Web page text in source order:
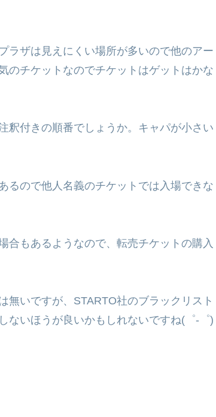
ザは見えにくい場所が多いので他のアー
のチケットなのでチケットはゲットはかな
付きの順番でしょうか。キャパが小さい
ので他人名義のチケットでは入場できな
もあるようなので、転売チケットの購入
いですが、STARTO社のブラックリスト
ないほうが良いかもしれないですね(゜-゜)